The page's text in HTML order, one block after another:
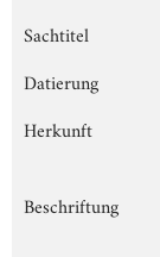
Sachtitel
Datierung
Herkunft
Beschriftung